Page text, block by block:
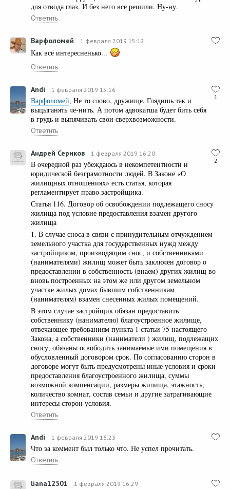
для отвода глаз. И без него все решили. Ну-ну.
Ответить
Варфоломей 1 февраля 2019 15:12
Как всё интересненько...
Ответить
1
Andi 1 февраля 2019 15:16
Варфоломей, Не то слово, дружище. Глядишь так и
выцыганять чё-нить. А потом адвокатша будет бить себя
в грудь и выпячивать свои сверхвозможности.
Ответить
2
Андрей Сериков 1 февраля 2019 16:20
В очередной раз убеждаюсь в некомпетентности и
юридической безграмотности людей. В Законе «О
жилищных отношениях» есть статья, которая
регламентирует право застройщика.
Статья 116. Договор об освобождении подлежащего сносу
жилища под условие предоставления взамен другого
жилища
1. В случае сноса в связи с принудительным отчуждением
земельного участка для государственных нужд между
застройщиком, производящим снос, и собственниками
(нанимателями) жилищ может быть заключен договор о
предоставлении в собственность (внаем) других жилищ во
вновь построенных на этом же или другом земельном
участке жилых домах бывшим собственникам
(нанимателям) взамен снесенных жилых помещений.
В этом случае застройщик обязан предоставить
собственнику (нанимателю) благоустроенное жилище,
отвечающее требованиям пункта 1 статьи 75 настоящего
Закона, а собственники (наниматели ) жилищ, подлежащих
сносу, обязаны освободить занимаемые ими помещения в
обусловленный договором срок. По согласованию сторон в
договоре могут быть предусмотрены иные условия и сроки
предоставления благоустроенного жилища, суммы
возможной компенсации, размеры жилища, этажность,
количество комнат, состав семьи и другие затрагивающие
интересы сторон условия.
Ответить
Andi 1 февраля 2019 16:23
Что за коммент был только что. Не успел прочитать.
Ответить
liana12501 1 февраля 2019 16:29